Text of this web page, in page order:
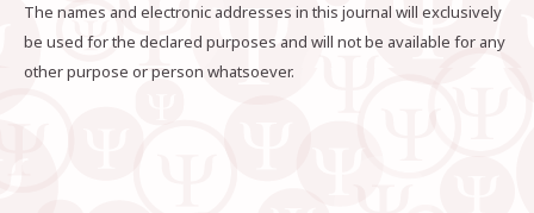
The names and electronic addresses in this journal will exclusively
be used for the declared purposes and will not be available for any
other purpose or person whatsoever.